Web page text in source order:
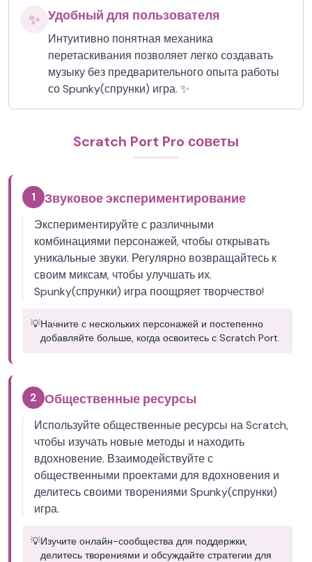
✨ Удобный для пользователя
Интуитивно понятная механика
перетаскивания позволяет легко создавать
музыку без предварительного опыта работы
со Spunky(спрунки) игра. ✨
Scratch Port Pro советы
1 Звуковое экспериментирование
Экспериментируйте с различными
комбинациями персонажей, чтобы открывать
уникальные звуки. Регулярно возвращайтесь к
своим миксам, чтобы улучшать их.
Spunky(спрунки) игра поощряет творчество!
💡Начните с нескольких персонажей и постепенно
добавляйте больше, когда освоитесь с Scratch Port.
2 Общественные ресурсы
Используйте общественные ресурсы на Scratch,
чтобы изучать новые методы и находить
вдохновение. Взаимодействуйте с
общественными проектами для вдохновения и
делитесь своими творениями Spunky(спрунки)
игра.
💡Изучите онлайн-сообщества для поддержки,
делитесь творениями и обсуждайте стратегии для